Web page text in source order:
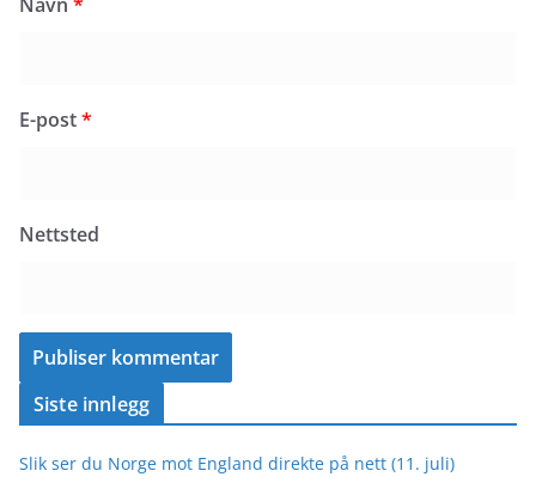
E-post*
Nettsted
Siste innlegg
Slik ser du Norge mot England direkte på nett (11. juli)